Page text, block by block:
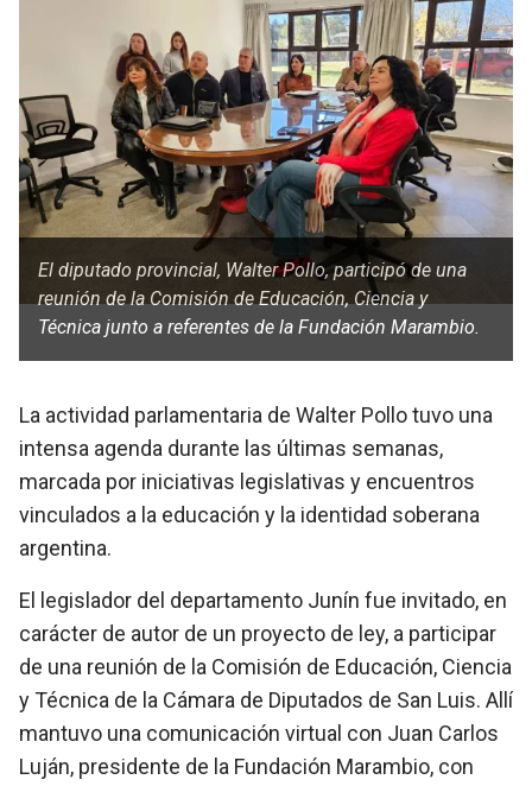
El diputado provincial, Walter Pollo, participó de una
reunión de la Comisión de Educación, Ciencia y
Técnica junto a referentes de la Fundación Marambio.
La actividad parlamentaria de Walter Pollo tuvo una
intensa agenda durante las últimas semanas,
marcada por iniciativas legislativas y encuentros
vinculados a la educación y la identidad soberana
argentina.
El legislador del departamento Junín fue invitado, en
carácter de autor de un proyecto de ley, a participar
de una reunión de la Comisión de Educación, Ciencia
y Técnica de la Cámara de Diputados de San Luis. Allí
mantuvo una comunicación virtual con Juan Carlos
Luján, presidente de la Fundación Marambio, con